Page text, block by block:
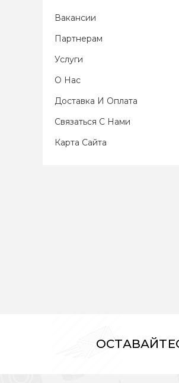
Вакансии
Партнерам
Услуги
О Нас
Доставка И Оплата
Связаться С Нами
Карта Сайта